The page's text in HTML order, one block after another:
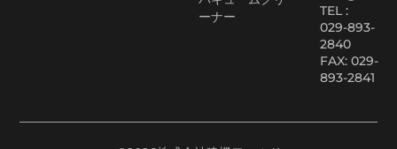
ーナー
TEL :
029-893-
2840
FAX: 029-
893-2841